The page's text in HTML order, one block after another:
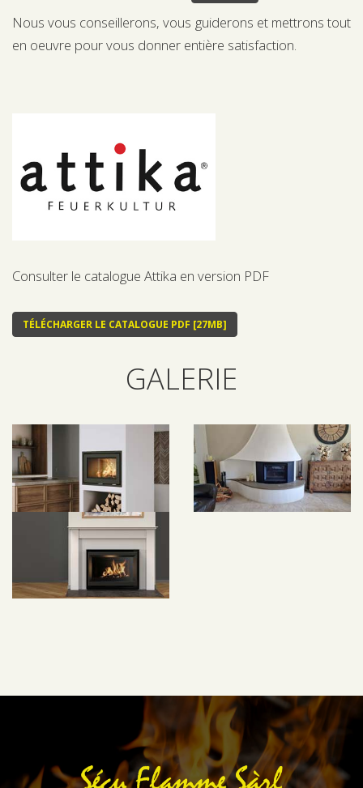
Nous vous conseillerons, vous guiderons et mettrons tout
en oeuvre pour vous donner entière satisfaction.
Consulter le catalogue Attika en version PDF
TÉLÉCHARGER LE CATALOGUE PDF [27MB]
GALERIE